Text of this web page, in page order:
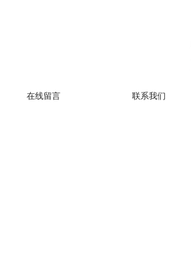
在线留言 联系我们